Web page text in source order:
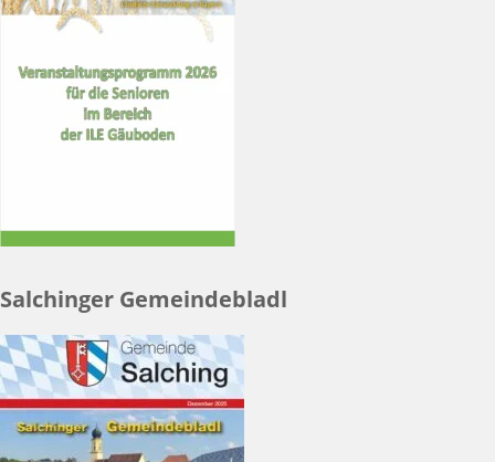
Salchinger Gemeindebladl